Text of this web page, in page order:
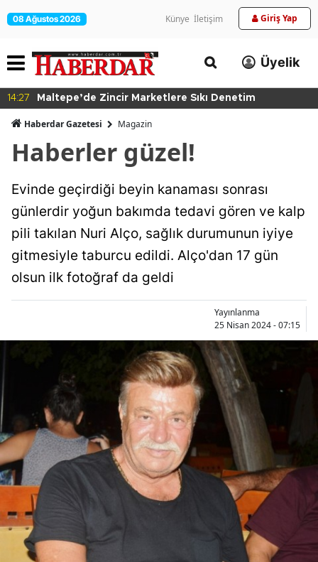
08 Ağustos 2026 Künye İletişim Giriş Yap
Üyelik
14:27 Maltepe’de Zincir Marketlere Sıkı Denetim
Haberdar Gazetesi Magazin
Haberler güzel!
Evinde geçirdiği beyin kanaması sonrası
günlerdir yoğun bakımda tedavi gören ve kalp
pili takılan Nuri Alço, sağlık durumunun iyiye
gitmesiyle taburcu edildi. Alço'dan 17 gün
olsun ilk fotoğraf da geldi
Yayınlanma
25 Nisan 2024 - 07:15